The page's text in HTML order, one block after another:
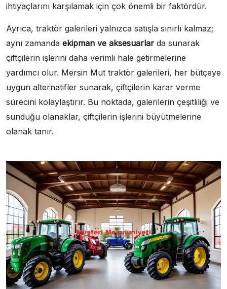
ihtiyaçlarını karşılamak için çok önemli bir faktördür.
Ayrıca, traktör galerileri yalnızca satışla sınırlı kalmaz;
aynı zamanda ekipman ve aksesuarlar da sunarak
çiftçilerin işlerini daha verimli hale getirmelerine
yardımcı olur. Mersin Mut traktör galerileri, her bütçeye
uygun alternatifler sunarak, çiftçilerin karar verme
sürecini kolaylaştırır. Bu noktada, galerilerin çeşitliliği ve
sunduğu olanaklar, çiftçilerin işlerini büyütmelerine
olanak tanır.